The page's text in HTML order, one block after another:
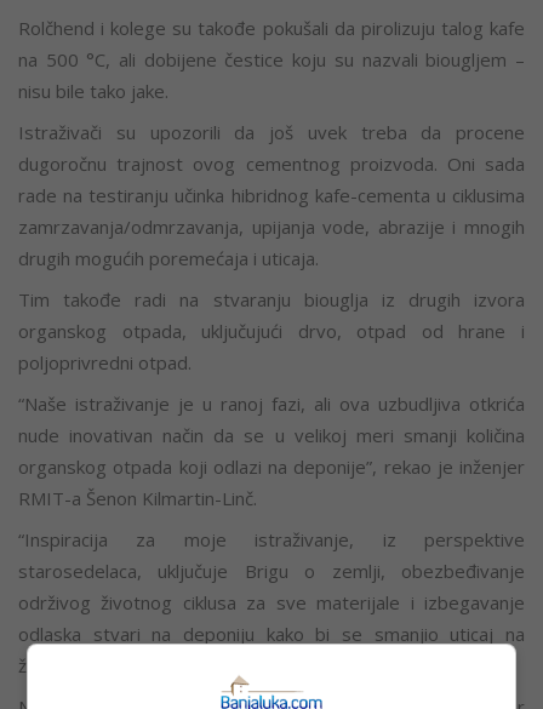
Rolčhend i kolege su takođe pokušali da pirolizuju talog kafe
na 500 °C, ali dobijene čestice koju su nazvali biougljem –
nisu bile tako jake.
Istraživači su upozorili da još uvek treba da procene
dugoročnu trajnost ovog cementnog proizvoda. Oni sada
rade na testiranju učinka hibridnog kafe-cementa u ciklusima
zamrzavanja/odmrzavanja, upijanja vode, abrazije i mnogih
drugih mogućih poremećaja i uticaja.
Tim takođe radi na stvaranju biouglja iz drugih izvora
organskog otpada, uključujući drvo, otpad od hrane i
poljoprivredni otpad.
“Naše istraživanje je u ranoj fazi, ali ova uzbudljiva otkrića
nude inovativan način da se u velikoj meri smanji količina
organskog otpada koji odlazi na deponije”, rekao je inženjer
RMIT-a Šenon Kilmartin-Linč.
“Inspiracija za moje istraživanje, iz perspektive
starosedelaca, uključuje Brigu o zemlji, obezbeđivanje
održivog životnog ciklusa za sve materijale i izbegavanje
odlaska stvari na deponiju kako bi se smanjio uticaj na
životnu sredinu”.